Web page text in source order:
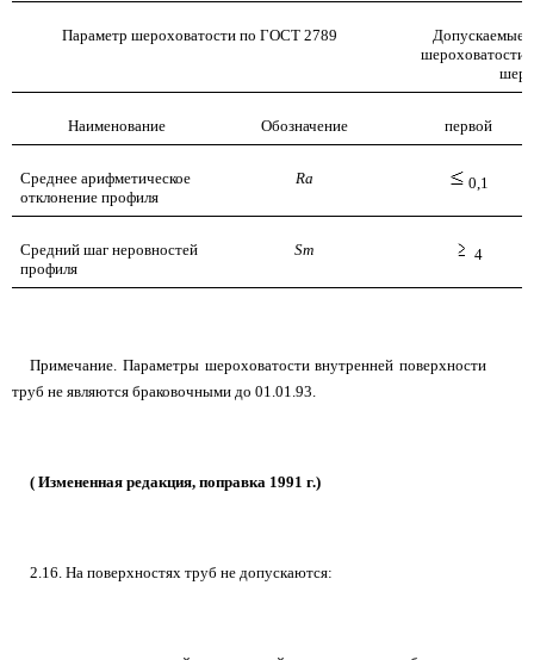
Параметр шероховатости по ГОСТ 2789
Допускаемые
шероховатости,
Наименование Обозначение первой
Среднее арифметическое
отклонение профиля
Ra 0,1
Средний шаг неровностей
профиля
Sm 4
Примечание. Параметры шероховатости внутренней поверхности
труб не являются браковочными до 01.01.93.
( Измененная редакция, поправка 1991 г.)
2.16. На поверхностях труб не допускаются: